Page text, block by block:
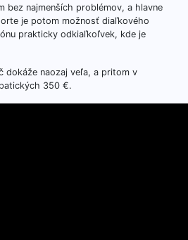
bez najmenších problémov, a hlavne
je potom možnosť diaľkového
prakticky odkiaľkoľvek, kde je
dokáže naozaj veľa, a pritom v
350 €.